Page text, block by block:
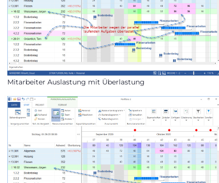
Mitarbeiter Auslastung mit Überlastung